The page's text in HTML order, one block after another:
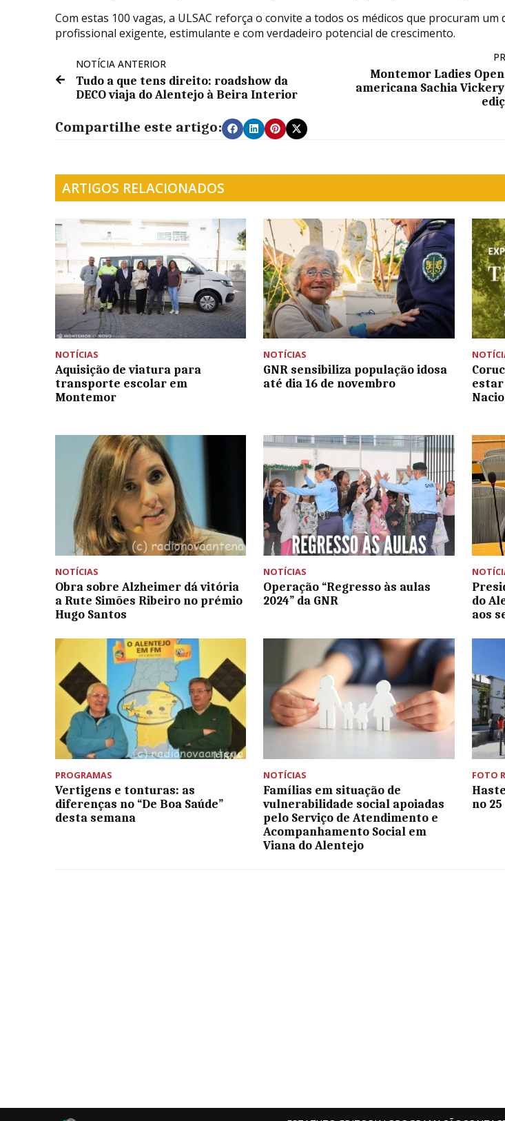
Com estas 100 vagas, a ULSAC reforça o convite a todos os médicos que procuram um
profissional exigente, estimulante e com verdadeiro potencial de crescimento.
NOTÍCIA ANTERIOR
Tudo a que tens direito: roadshow da
DECO viaja do Alentejo à Beira Interior
Montemor Ladies
americana Sachia
Compartilhe este artigo:
ARTIGOS RELACIONADOS
NOTÍCIAS
Aquisição de viatura para
transporte escolar em
Montemor
NOTÍCIAS
GNR sensibiliza população idosa
até dia 16 de novembro
estar
NOTÍCIAS
Obra sobre Alzheimer dá vitória
a Rute Simões Ribeiro no prémio
Hugo Santos
NOTÍCIAS
Operação “Regresso às aulas
2024” da GNR
do
aos
PROGRAMAS
Vertigens e tonturas: as
diferenças no “De Boa Saúde”
desta semana
NOTÍCIAS
Famílias em situação de
vulnerabilidade social apoiadas
pelo Serviço de Atendimento e
Acompanhamento Social em
Viana do Alentejo
FOTO
no